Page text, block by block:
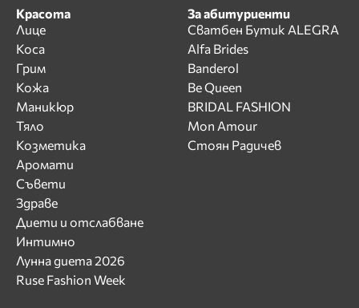
Красота
Лице
Коса
Грим
Кожа
Маникюр
Тяло
Козметика
Аромати
Съвети
Здраве
Диети и отслабване
Интимно
Лунна диета 2026
Ruse Fashion Week
За абитуриенти
Сватбен Бутик ALEGRA
Alfa Brides
Banderol
Be Queen
BRIDAL FASHION
Mon Amour
Стоян Радичев